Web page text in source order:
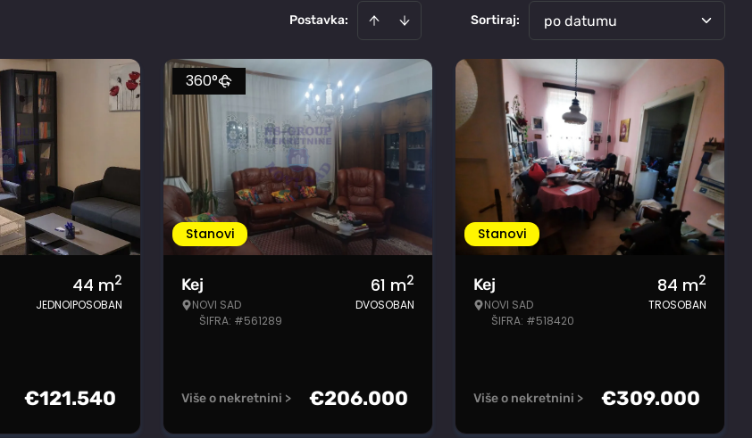
Postavka: Sortiraj: po datumu
44 m2
JEDNOIPOSOBAN
€121.540
Stanovi
360°
Kej
NOVI SAD
ŠIFRA: #561289
61 m2
DVOSOBAN
Više o nekretnini > €206.000
Stanovi
Kej
NOVI SAD
ŠIFRA: #518420
84 m2
TROSOBAN
Više o nekretnini > €309.000